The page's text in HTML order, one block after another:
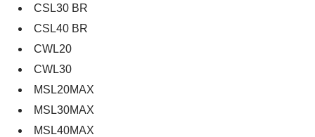
CSL30 BR
CSL40 BR
CWL20
CWL30
MSL20MAX
MSL30MAX
MSL40MAX